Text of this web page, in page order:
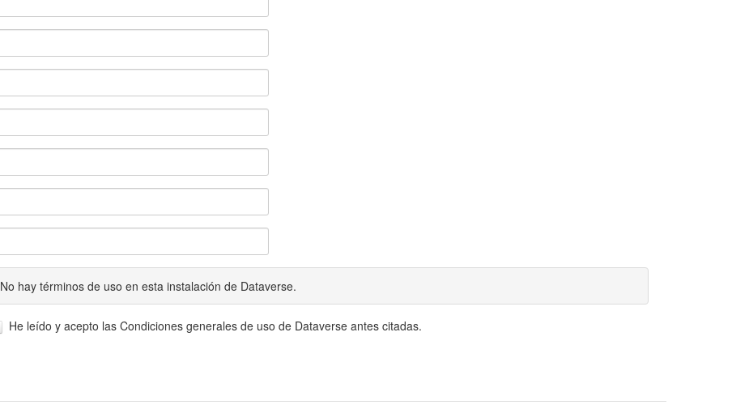
No hay términos de uso en esta instalación de Dataverse.
He leído y acepto las Condiciones generales de uso de Dataverse antes citadas.